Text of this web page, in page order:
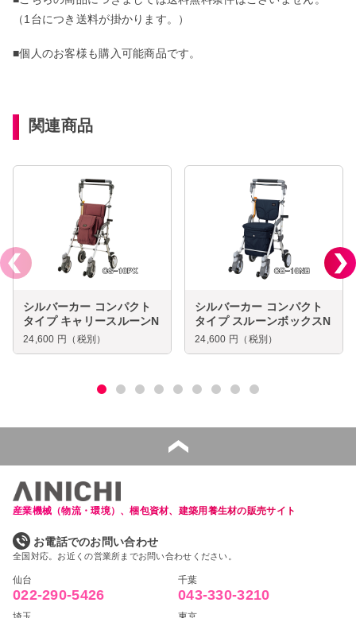
（1台につき送料が掛かります。）
■個人のお客様も購入可能商品です。
関連商品
シルバーカー コンパクト
タイプ キャリースルーンN
24,600 円（税別）
シルバーカー コンパクト
タイプ スルーンボックスN
24,600 円（税別）
産業機械（物流・環境）、梱包資材、建築用養生材の販売サイト
お電話でのお問い合わせ
全国対応。お近くの営業所までお問い合わせください。
仙台
022-290-5426
千葉
043-330-3210